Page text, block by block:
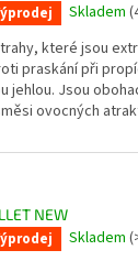
Skladem
které jsou
praskání při
jehlou. Jsou
ovocných
NEW
Skladem